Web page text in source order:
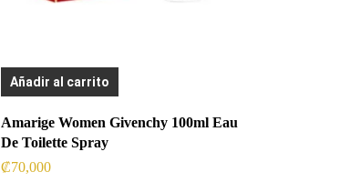
Añadir al carrito
Amarige Women Givenchy 100ml Eau
De Toilette Spray
₡70,000